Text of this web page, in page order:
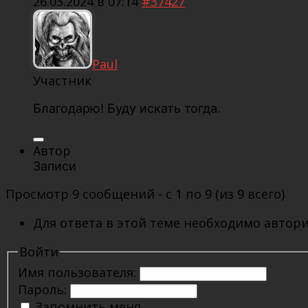
Paul
Участник
Благодарю! Буду искать тогда.
Автор
Записи
Просмотр 9 сообщений - с 1 по 9 (из 9 всего)
Для ответа в этой теме необходимо
Войти
Имя пользователя:
Пароль: